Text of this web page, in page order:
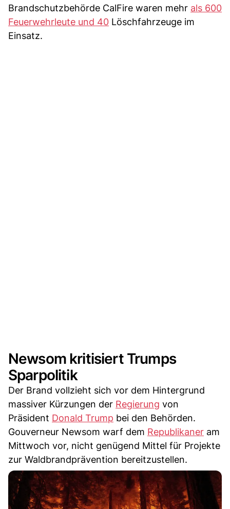
Brandschutzbehörde CalFire waren mehr als 600
Feuerwehrleute und 40 Löschfahrzeuge im
Einsatz.
Newsom kritisiert Trumps
Sparpolitik
Der Brand vollzieht sich vor dem Hintergrund
massiver Kürzungen der Regierung von
Präsident Donald Trump bei den Behörden.
Gouverneur Newsom warf dem Republikaner am
Mittwoch vor, nicht genügend Mittel für Projekte
zur Waldbrandprävention bereitzustellen.